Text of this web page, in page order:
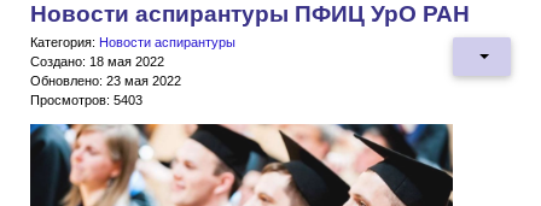
Новости аспирантуры ПФИЦ УрО РАН
Категория: Новости аспирантуры
Создано: 18 мая 2022
Обновлено: 23 мая 2022
Просмотров: 5403